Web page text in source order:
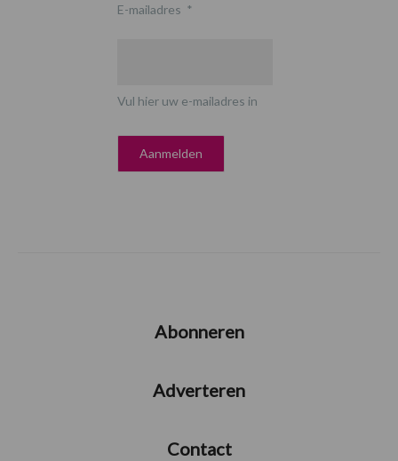
E-mailadres *
Vul hier uw e-mailadres in
Abonneren
Adverteren
Contact